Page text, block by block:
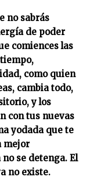
no sabrás
de poder
comiences las
como quien
cambia todo,
y los
con tus nuevas
yodada que te
mejor
se detenga. El
no existe.